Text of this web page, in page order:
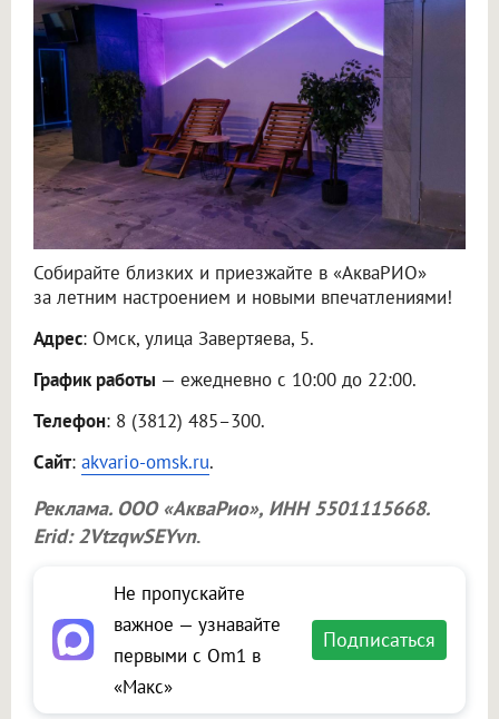
Собирайте близких и приезжайте в «АкваРИО»
за летним настроением и новыми впечатлениями!
Адрес: Омск, улица Завертяева, 5.
График работы — ежедневно с 10:00 до 22:00.
Телефон: 8 (3812) 485–300.
Сайт: akvario-omsk.ru.
Реклама. ООО «АкваРио», ИНН 5501115668.
Erid: 2VtzqwSEYvn.
Не пропускайте
важное — узнавайте
первыми с Om1 в
«Макс»
Подписаться